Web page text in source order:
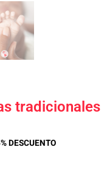
tradicionales
DESCUENTO